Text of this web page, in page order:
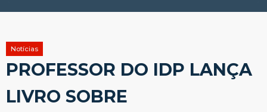
Notícias
PROFESSOR DO IDP LANÇA
LIVRO SOBRE